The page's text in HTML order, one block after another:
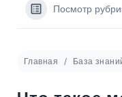
Посмотр
Главная База